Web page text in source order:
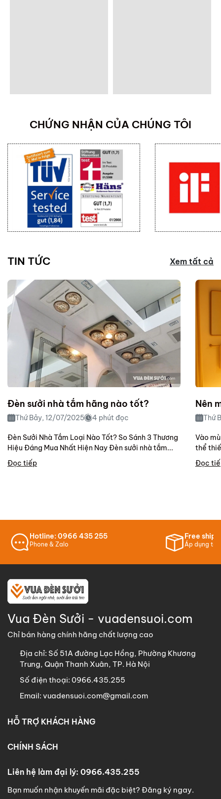
CHỨNG NHẬN CỦA CHÚNG TÔI
TIN TỨC Xem tất cả
Đèn sưởi nhà tắm hãng nào tốt?
Thứ Bảy, 12/07/2025 4 phút đọc
Đèn Sưởi Nhà Tắm Loại Nào Tốt? So Sánh 3 Thương
Hiệu Đáng Mua Nhất Hiện Nay Đèn sưởi nhà tắm...
Đọc tiếp
Nên
Thứ
Vào
thể
Đọc
Hotline: 0966 435 255
Phone & Zalo
Free ship
Áp dụng tại
Vua Đèn Sưởi - vuadensuoi.com
Chỉ bán hàng chính hãng chất lượng cao
Địa chỉ: Số 51A đường Lạc Hồng, Phường Khương
Trung, Quận Thanh Xuân, TP. Hà Nội
Số điện thoại: 0966.435.255
Email: vuadensuoi.com@gmail.com
HỖ TRỢ KHÁCH HÀNG
CHÍNH SÁCH
Liên hệ làm đại lý: 0966.435.255
Bạn muốn nhận khuyến mãi đặc biệt? Đăng ký ngay.